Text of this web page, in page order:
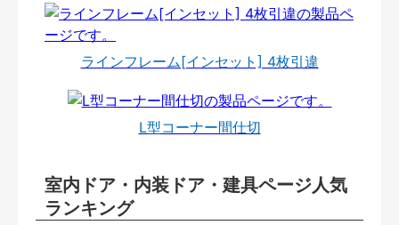
ラインフレーム[インセット] 4枚引違
L型コーナー間仕切
室内ドア・内装ドア・建具ページ人気
ランキング